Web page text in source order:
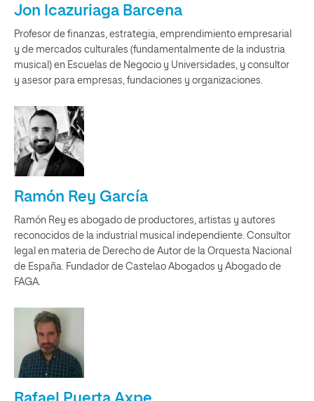
Jon Icazuriaga Barcena
Profesor de finanzas, estrategia, emprendimiento empresarial
y de mercados culturales (fundamentalmente de la industria
musical) en Escuelas de Negocio y Universidades, y consultor
y asesor para empresas, fundaciones y organizaciones.
Ramón Rey García
Ramón Rey es abogado de productores, artistas y autores
reconocidos de la industrial musical independiente. Consultor
legal en materia de Derecho de Autor de la Orquesta Nacional
de España. Fundador de Castelao Abogados y Abogado de
FAGA.